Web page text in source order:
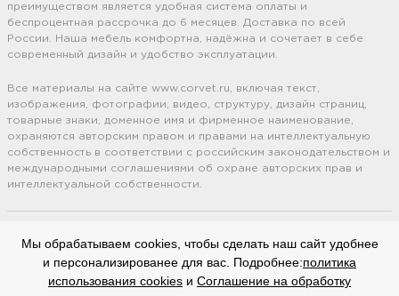
преимуществом является удобная система оплаты и
беспроцентная рассрочка до 6 месяцев. Доставка по всей
России. Наша мебель комфортна, надёжна и сочетает в себе
современный дизайн и удобство эксплуатации.
Все материалы на сайте www.corvet.ru, включая текст,
изображения, фотографии, видео, структуру, дизайн страниц,
товарные знаки, доменное имя и фирменное наименование,
охраняются авторским правом и правами на интеллектуальную
собственность в соответствии с российским законодательством и
международными соглашениями об охране авторских прав и
интеллектуальной собственности.
Оставляя свои личные данные, вы принимаете
Политику
обработки файлов cookie).
Соглашение на обработку
Мы обрабатываем cookies, чтобы сделать наш сайт удобнее
и персонализированее для вас. Подробнее:политика
использования cookies и Соглашение на обработку